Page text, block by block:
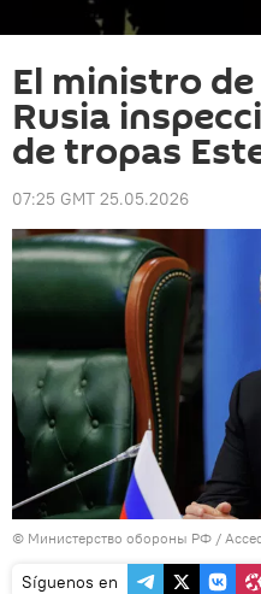
El ministro
Rusia
de tropas
07:25 GMT 25.05.2026
© Министерство обороны РФ /
Síguenos en